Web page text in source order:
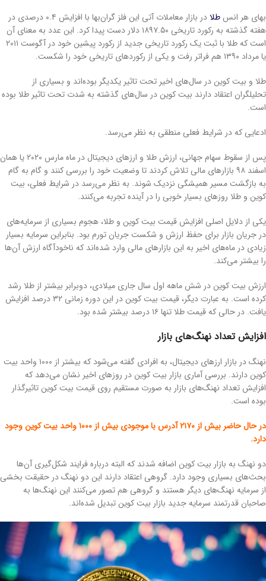
بهای هر انس طلا
در بازار معاملات آتی این فلز گران‌بها با افزایش ۰.۴ درصدی در
هفته گذشته به رکورد تاریخی ۱۸۹۷.۵۰ دلار دست پیدا کرد. این عدد به معنای آن
است که طلا با ثبت یک رکورد تاریخی جدید از رکورد پیشین خود در آگوست ۲۰۱۱
یا مرداد ۱۳۹۰ هم فراتر رفت و یکی از رکوردهای تاریخی خود را شکست.
طلا و بیت کوین در سال‌های اخیر تحت تاثیر یکدیگر بوده‌اند و بسیاری از
تحلیلگران اعتقاد دارند بیت کوین در سال‌های گذشته به شدت تحت تاثیر طلا بوده
است.
ادعایی که در شرایط فعلی منطقی به نظر می‌رسد.
پس از سقوط سهام جهانی، ارزش طلا و ارزهای دیجیتال در ماه مارس ۲۰۲۰ یا همان
اسفند ۹۸ بازارهای مالی تلاش کردند تا وضعیت خود را بررسی کنند و گام به گام
به بازگشت مسیر همیشگی نزدیک شوند. به نظر می‌رسد در شرایط فعلی، بیت
کوین و طلا روزهای بسیار خوبی را در آینده تجربه می‌کنند.
یکی از دلایل اصلی افزایش قیمت بیت کوین و طلا، هجوم بسیاری از سرمایه‌های
در جریان بازار برای حفظ ارزش و شکست جریان تورم بود. بنابراین سرمایه بسیار
زیادی در ماه‌های اخیر به این بازارهای مالی وارد شده‌اند که ناخودآگاه ارزش آن‌ها
را بیشتر می‌کند.
ارزش بیت کوین در شش ماهه اول سال جاری میلادی، دوبرابر بیشتر از طلا رشد
کرده است. به عبارت دیگر، قیمت بیت کوین در این دوره زمانی ۳۲ درصد افزایش
یافت. در حالی که قیمت طلا تنها ۱۶ درصد بیشتر شده بود.
افزایش تعداد نهنگ‌های بازار
نهنگ در بازار ارزهای دیجیتال، به افرادی گفته می‌شود که بیشتر از ۱۰۰۰ واحد بیت
کوین دارند. بررسی آماری بازار بیت کوین در روزهای اخیر نشان می‌دهد که
افزایش تعداد نهنگ‌های بازار به صورت مستقیم روی قیمت بیت کوین تاثیرگذار
بوده است.
در حال حاضر بیش از ۲۱۷۰ آدرس با موجودی بیش از ۱۰۰۰ واحد بیت کوین وجود
دارد.
دو نهنگ به بازار بیت کوین اضافه شدند که البته درباره فرایند شکل‌گیری آن‌ها
بحث‌های بسیاری وجود دارد. گروهی اعتقاد دارند این دو نهنگ در حقیقت بخشی
از سرمایه نهنگ‌های دیگر هستند و گروهی هم تصور می‌کنند این نهنگ‌ها به
صاحبان قدرتمند سرمایه جدید بازار بیت کوین تبدیل شده‌اند.